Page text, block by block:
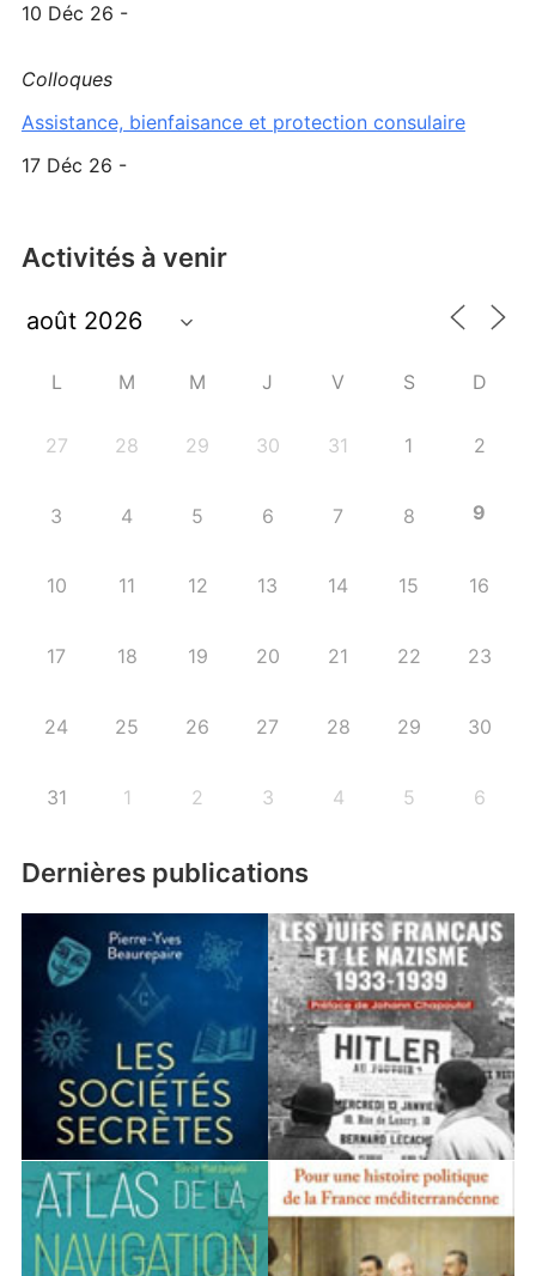
10 Déc 26 -
Colloques
Assistance, bienfaisance et protection consulaire
17 Déc 26 -
Activités à venir
L M M J V S D
27 28 29 30 31 1 2
3 4 5 6 7 8 9
10 11 12 13 14 15 16
17 18 19 20 21 22 23
24 25 26 27 28 29 30
31 1 2 3 4 5 6
Dernières publications